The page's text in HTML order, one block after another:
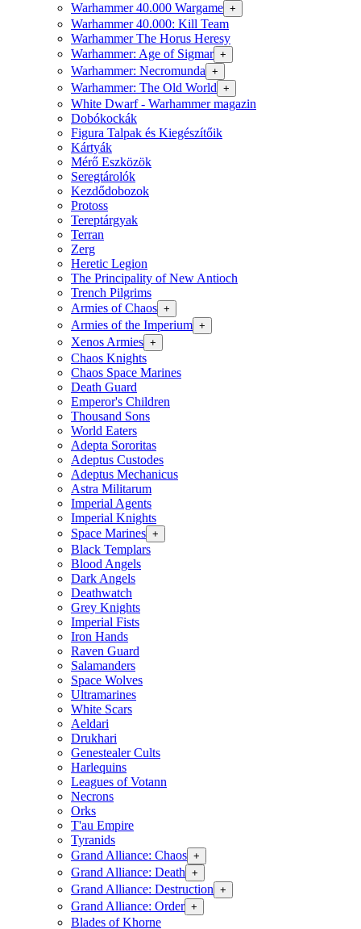
Warhammer 40.000 Wargame +
Warhammer 40.000: Kill Team
Warhammer The Horus Heresy
Warhammer: Age of Sigmar +
Warhammer: Necromunda +
Warhammer: The Old World +
White Dwarf - Warhammer magazin
Dobókockák
Figura Talpak és Kiegészítőik
Kártyák
Mérő Eszközök
Seregtárolók
Kezdődobozok
Protoss
Tereptárgyak
Terran
Zerg
Heretic Legion
The Principality of New Antioch
Trench Pilgrims
Armies of Chaos +
Armies of the Imperium +
Xenos Armies +
Chaos Knights
Chaos Space Marines
Death Guard
Emperor's Children
Thousand Sons
World Eaters
Adepta Sororitas
Adeptus Custodes
Adeptus Mechanicus
Astra Militarum
Imperial Agents
Imperial Knights
Space Marines +
Black Templars
Blood Angels
Dark Angels
Deathwatch
Grey Knights
Imperial Fists
Iron Hands
Raven Guard
Salamanders
Space Wolves
Ultramarines
White Scars
Aeldari
Drukhari
Genestealer Cults
Harlequins
Leagues of Votann
Necrons
Orks
T'au Empire
Tyranids
Grand Alliance: Chaos +
Grand Alliance: Death +
Grand Alliance: Destruction +
Grand Alliance: Order +
Blades of Khorne